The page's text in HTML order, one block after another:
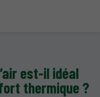
est-il idéal
thermique ?